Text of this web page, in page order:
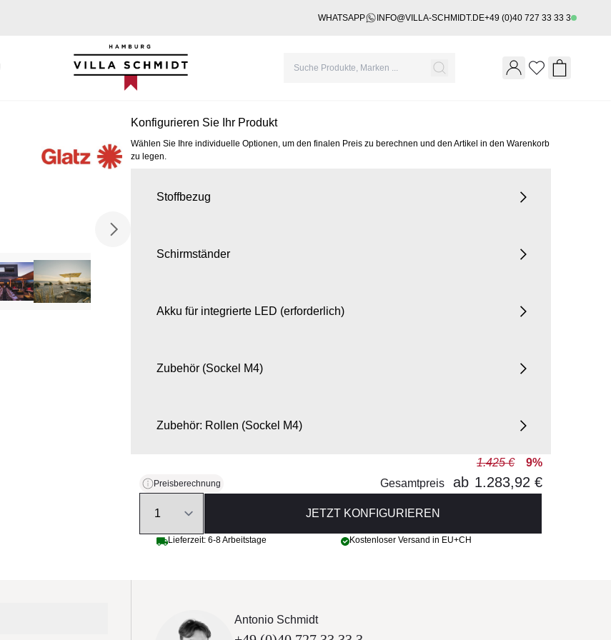
WHATSAPP INFO@VILLA-SCHMIDT.DE+49 (0)40 727 33 33 3
Villa Schmidt
Wishlist
Konfigurieren Sie Ihr Produkt
Wählen Sie Ihre individuelle Optionen, um den finalen Preis zu berechnen und den Artikel in den Warenkorb
zu legen.
Stoffbezug
Schirmständer
Akku für integrierte LED (erforderlich)
Zubehör (Sockel M4)
Zubehör: Rollen (Sockel M4)
Zusätzliche Beleuchtung (LED-Spots)
Schutzhülle
Preisberechnung
1.425 €
9%
Gesamtpreis
ab 1.283,92 €
JETZT KONFIGURIEREN
Lieferzeit: 6-8 Arbeitstage Kostenloser Versand in EU+CH
Antonio Schmidt